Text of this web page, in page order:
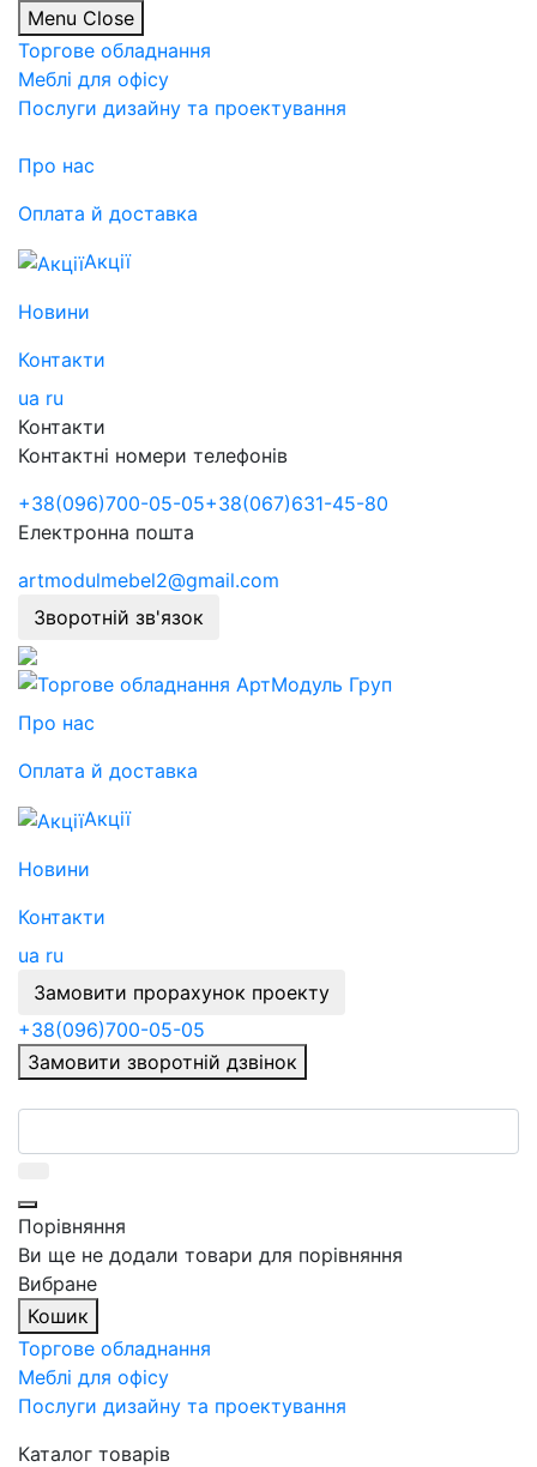
Menu Close
Торгове обладнання
Меблі для офісу
Послуги дизайну та проектування
Про нас
Оплата й доставка
Акції
Новини
Контакти
ua ru
Контакти
Контактні номери телефонів
+38(096)700-05-05+38(067)631-45-80
Електронна пошта
artmodulmebel2@gmail.com
Зворотній зв'язок
Про нас
Оплата й доставка
Акції
Новини
Контакти
ua ru
Замовити прорахунок проекту
+38(096)700-05-05
Замовити зворотній дзвінок
Порівняння
Ви ще не додали товари для порівняння
Вибране
Кошик
Торгове обладнання
Меблі для офісу
Послуги дизайну та проектування
Каталог товарів